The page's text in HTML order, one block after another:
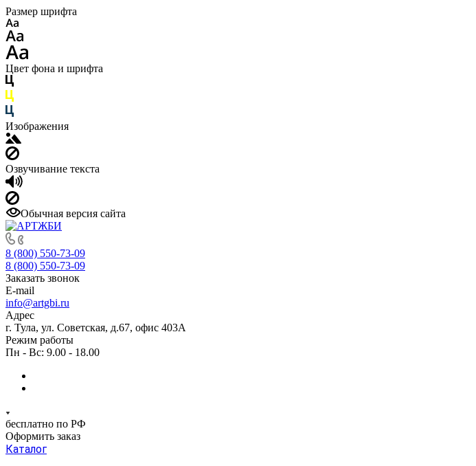
Размер шрифта
Цвет фона и шрифта
Изображения
Озвучивание текста
Обычная версия сайта
8 (800) 550-73-09
8 (800) 550-73-09
Заказать звонок
E-mail
info@artgbi.ru
Адрес
г. Тула, ул. Советская, д.67, офис 403А
Режим работы
Пн - Вс: 9.00 - 18.00
бесплатно по РФ
Оформить заказ
Каталог